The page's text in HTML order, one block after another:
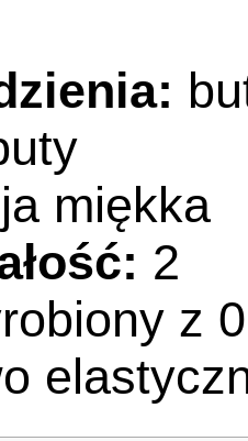
miękka
2
z